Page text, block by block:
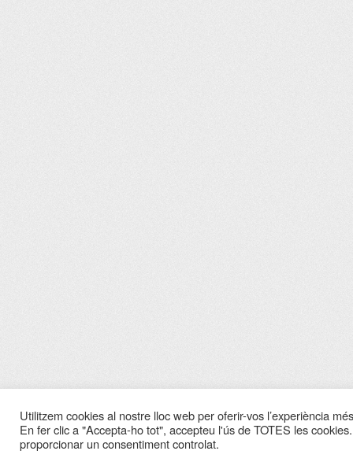
Utilitzem cookies al nostre lloc web per oferir-vos l’experiència
En fer clic a "Accepta-ho tot", accepteu l'ús de TOTES les
proporcionar un consentiment controlat.